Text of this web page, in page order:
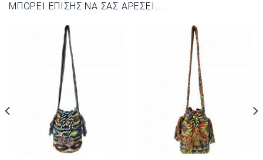
ΜΠΟΡΕΊ ΕΠΊΣΗΣ ΝΑ ΣΑΣ ΑΡΈΣΕΙ…